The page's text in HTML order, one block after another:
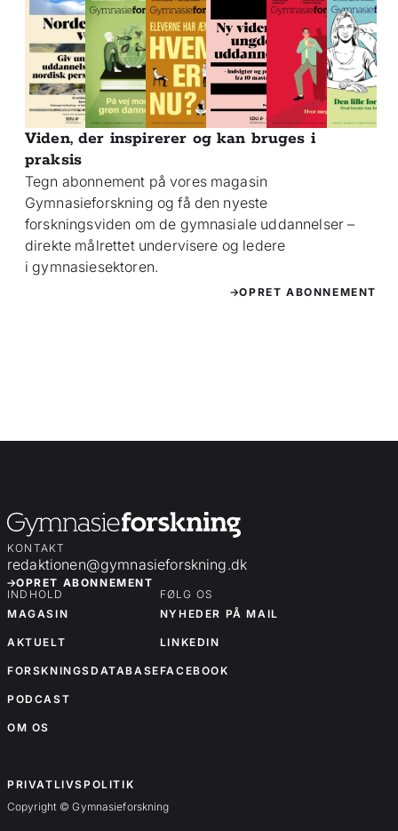
Viden, der inspirerer og kan bruges i
praksis
Tegn abonnement på vores magasin
Gymnasieforskning og få den nyeste
forskningsviden om de gymnasiale uddannelser –
direkte målrettet undervisere og ledere
i gymnasiesektoren.
OPRET ABONNEMENT
KONTAKT
redaktionen@gymnasieforskning.dk
OPRET ABONNEMENT
INDHOLD
MAGASIN
AKTUELT
FORSKNINGSDATABASE
PODCAST
OM OS
FØLG OS
NYHEDER PÅ MAIL
LINKEDIN
FACEBOOK
PRIVATLIVSPOLITIK
Forskningsartikler
Copyright © Gymnasieforskning